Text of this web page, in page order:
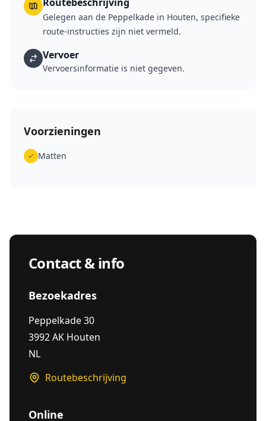
Gelegen aan de Peppelkade in Houten, specifieke
route-instructies zijn niet vermeld.
Vervoer
Vervoersinformatie is niet gegeven.
Voorzieningen
Matten
Contact & info
Bezoekadres
Peppelkade 30
3992 AK Houten
NL
Routebeschrijving
Online